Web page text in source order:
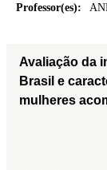
Professor(es):
Avaliação da
Brasil e
mulheres